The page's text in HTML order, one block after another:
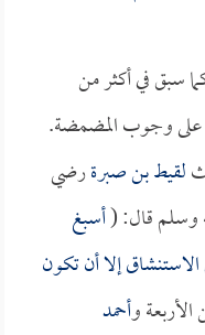
سبق في أكثر من
على وجوب المضمضة.
لقيط بن صبرةرضي
وسلم قال: (أسبغ
إلا أن تكون
وأحمد